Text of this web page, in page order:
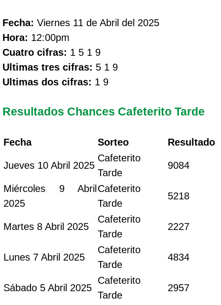
Fecha: Viernes 11 de Abril del 2025
Hora: 12:00pm
Cuatro cifras: 1 5 1 9
Ultimas tres cifras: 5 1 9
Ultimas dos cifras: 1 9
Resultados Chances Cafeterito Tarde
Fecha Sorteo Resultado
Jueves 10 Abril 2025
Cafeterito
Tarde
9084
Miércoles 9 Abril
2025
Cafeterito
Tarde
5218
Martes 8 Abril 2025
Cafeterito
Tarde
2227
Lunes 7 Abril 2025
Cafeterito
Tarde
4834
Sábado 5 Abril 2025
Cafeterito
Tarde
2957